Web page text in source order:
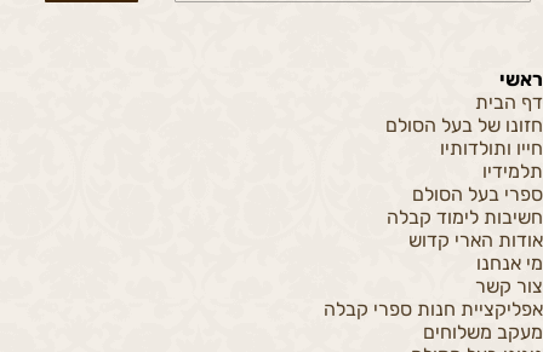
ראשי
דף הבית
חזונו של בעל הסולם
חייו ותולדותיו
תלמידיו
ספרי בעל הסולם
חשיבות לימוד קבלה
אודות הארי קדוש
מי אנחנו
צור קשר
אפליקציית חנות ספרי קבלה
מעקב משלוחים